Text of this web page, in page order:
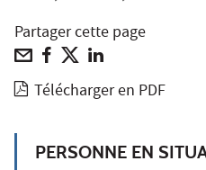
Partager cette page
Télécharger en PDF
PERSONNE EN